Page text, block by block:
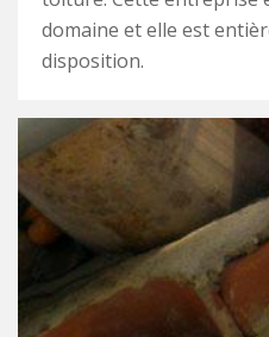
domaine et elle est
disposition.